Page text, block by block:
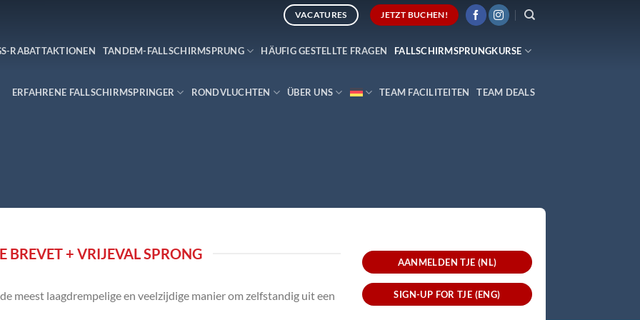
VACATURES JETZT BUCHEN!
RABATTAKTIONEN TANDEM-FALLSCHIRMSPRUNG HÄUFIG GESTELLTE FRAGEN FALLSCHIRMSPRUNGKURSE
ERFAHRENE FALLSCHIRMSPRINGER RONDVLUCHTEN ÜBER UNS TEAM FACILITEITEN TEAM DEALS
BREVET + VRIJEVAL SPRONG
meest laagdrempelige en veelzijdige manier om zelfstandig uit een
AANMELDEN TJE (NL)
SIGN-UP FOR TJE (ENG)